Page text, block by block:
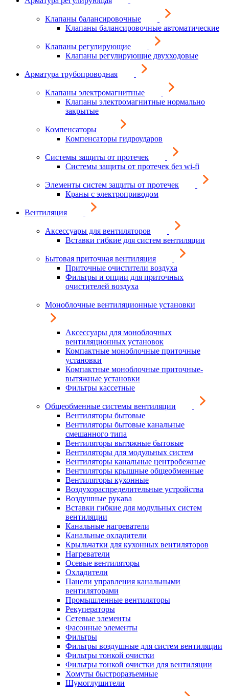
Клапаны балансировочные
Клапаны балансировочные автоматические
Клапаны регулирующие
Клапаны регулирующие двухходовые
Арматура трубопроводная
Клапаны электромагнитные
Клапаны электромагнитные нормально
закрытые
Компенсаторы
Компенсаторы гидроударов
Системы защиты от протечек
Системы защиты от протечек без wi-fi
Элементы систем защиты от протечек
Краны с электроприводом
Вентиляция
Аксессуары для вентиляторов
Вставки гибкие для систем вентиляции
Бытовая приточная вентиляция
Приточные очистители воздуха
Фильтры и опции для приточных
очистителей воздуха
Моноблочные вентиляционные установки
Аксессуары для моноблочных
вентиляционных установок
Компактные моноблочные приточные
установки
Компактные моноблочные приточные-
вытяжные установки
Фильтры кассетные
Общеобменные системы вентиляции
Вентиляторы бытовые
Вентиляторы бытовые канальные
смешанного типа
Вентиляторы вытяжные бытовые
Вентиляторы для модульных систем
Вентиляторы канальные центробежные
Вентиляторы крышные общеобменные
Вентиляторы кухонные
Воздухораспределительные устройства
Воздушные рукава
Вставки гибкие для модульных систем
вентиляции
Канальные нагреватели
Канальные охладители
Крыльчатки для кухонных вентиляторов
Нагреватели
Осевые вентиляторы
Охладители
Панели управления канальными
вентиляторами
Промышленные вентиляторы
Рекуператоры
Сетевые элементы
Фасонные элементы
Фильтры
Фильтры воздушные для систем вентиляции
Фильтры тонкой очистки
Фильтры тонкой очистки для вентиляции
Хомуты быстроразъемные
Шумоглушители